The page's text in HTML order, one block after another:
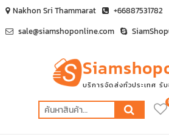
Skip
content
Nakhon Sri Thammarat
+66887531782
sale@siamshoponline.com
บริการจัดส่งทั่วประเทศ รั
ค้นหา: